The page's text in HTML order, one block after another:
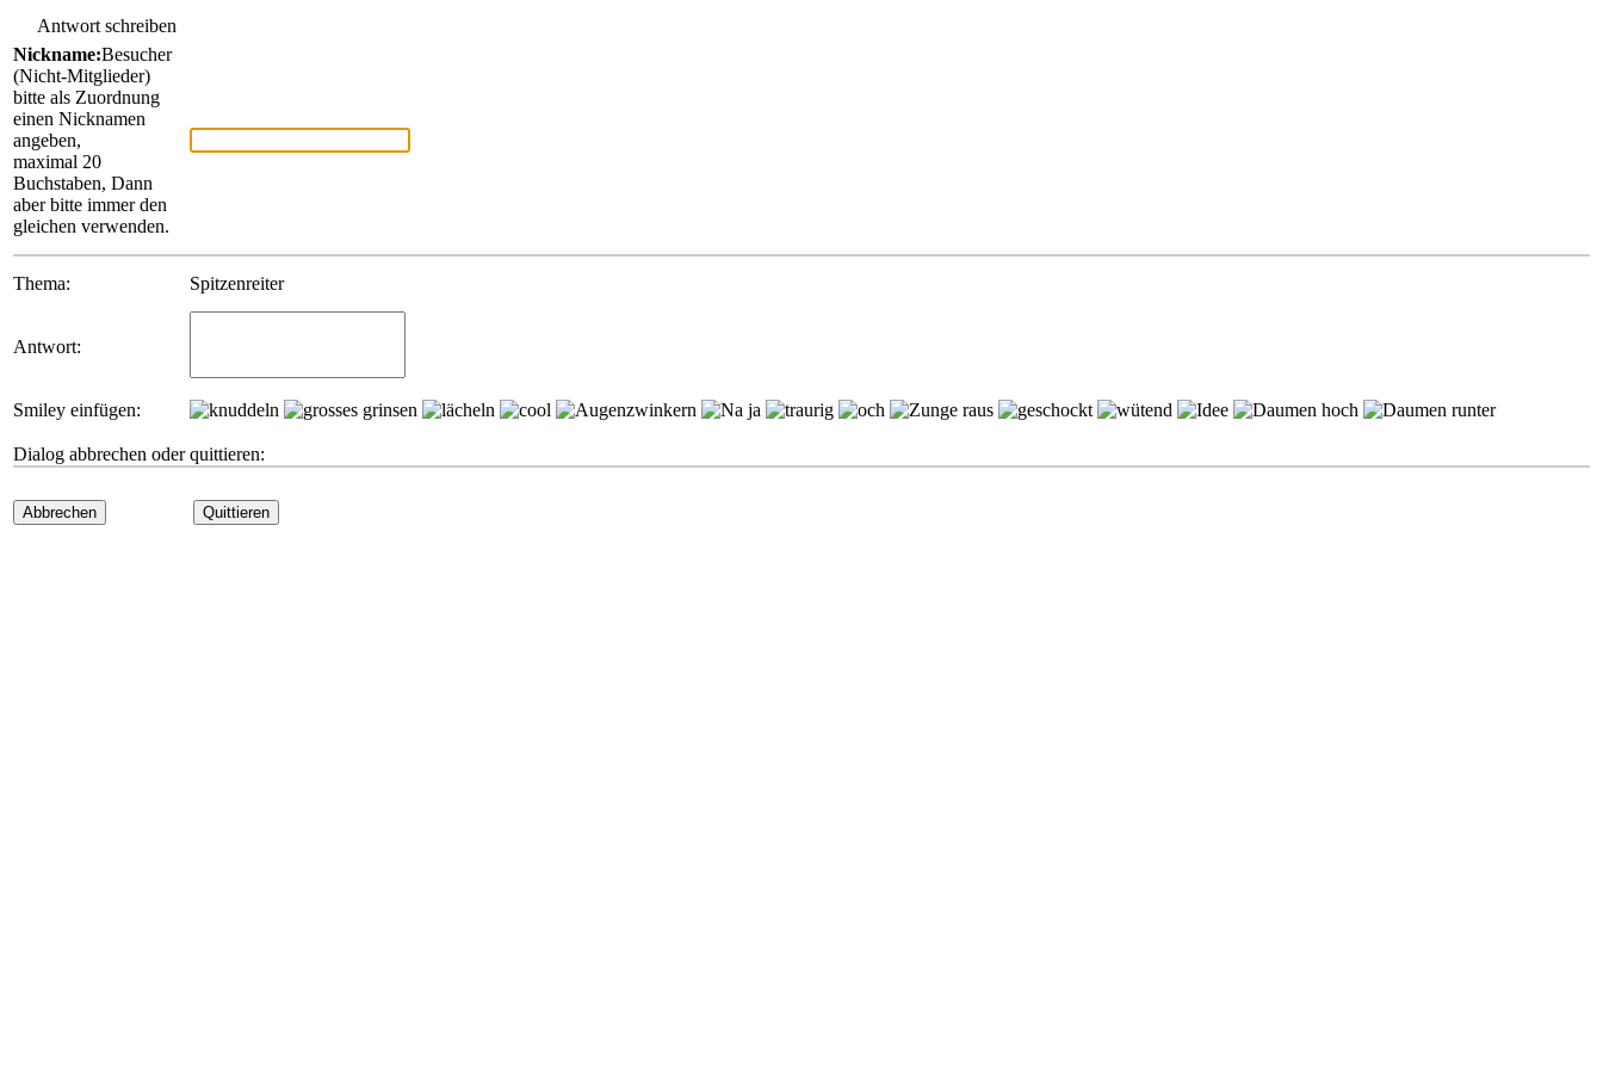
Antwort schreiben
Nickname:Besucher
(Nicht-Mitglieder)
bitte als Zuordnung
einen Nicknamen
angeben,
maximal 20
Buchstaben, Dann
aber bitte immer den
gleichen verwenden.
Thema: Spitzenreiter
Antwort:
Smiley einfügen:
Dialog abbrechen oder quittieren:
Abbrechen Quittieren